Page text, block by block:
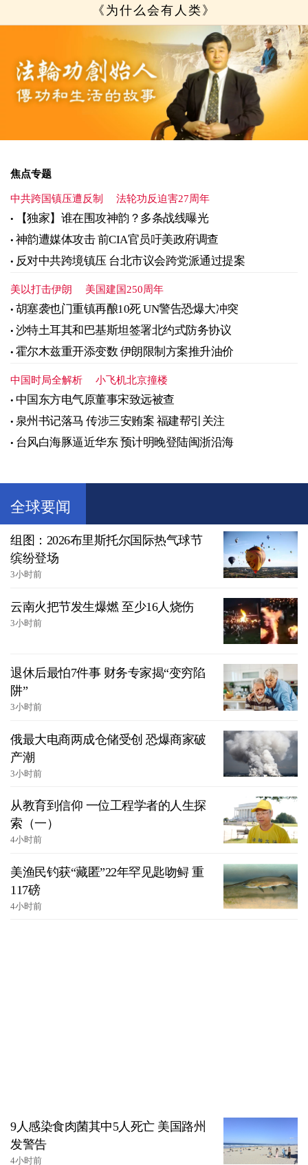
《为什么会有人类》
焦点专题
中共跨国镇压遭反制 法轮功反迫害27周年
【独家】谁在围攻神韵？多条战线曝光
神韵遭媒体攻击 前CIA官员吁美政府调查
反对中共跨境镇压 台北市议会跨党派通过提案
美以打击伊朗 美国建国250周年
胡塞袭也门重镇再酿10死 UN警告恐爆大冲突
沙特土耳其和巴基斯坦签署北约式防务协议
霍尔木兹重开添变数 伊朗限制方案推升油价
中国时局全解析 小飞机北京撞楼
中国东方电气原董事宋致远被查
泉州书记落马 传涉三安贿案 福建帮引关注
台风白海豚逼近华东 预计明晚登陆闽浙沿海
全球要闻
组图：2026布里斯托尔国际热气球节
缤纷登场
3小时前
云南火把节发生爆燃 至少16人烧伤
3小时前
退休后最怕7件事 财务专家揭“变穷陷
阱”
3小时前
俄最大电商两成仓储受创 恐爆商家破
产潮
3小时前
从教育到信仰 一位工程学者的人生探
索（一）
4小时前
美渔民钓获“藏匿”22年罕见匙吻鲟 重
117磅
4小时前
9人感染食肉菌其中5人死亡 美国路州
发警告
4小时前